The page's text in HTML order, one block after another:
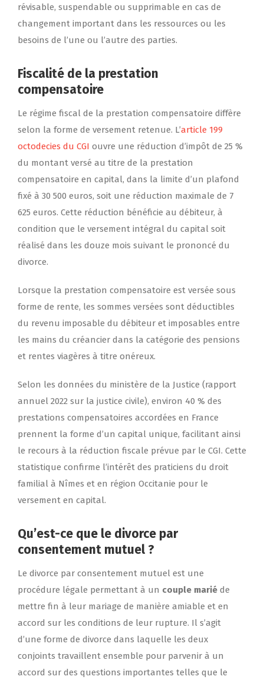
révisable, suspendable ou supprimable en cas de
changement important dans les ressources ou les
besoins de l’une ou l’autre des parties.
Fiscalité de la prestation
compensatoire
Le régime fiscal de la prestation compensatoire diffère
selon la forme de versement retenue. L’article 199
octodecies du CGI ouvre une réduction d’impôt de 25 %
du montant versé au titre de la prestation
compensatoire en capital, dans la limite d’un plafond
fixé à 30 500 euros, soit une réduction maximale de 7
625 euros. Cette réduction bénéficie au débiteur, à
condition que le versement intégral du capital soit
réalisé dans les douze mois suivant le prononcé du
divorce.
Lorsque la prestation compensatoire est versée sous
forme de rente, les sommes versées sont déductibles
du revenu imposable du débiteur et imposables entre
les mains du créancier dans la catégorie des pensions
et rentes viagères à titre onéreux.
Selon les données du ministère de la Justice (rapport
annuel 2022 sur la justice civile), environ 40 % des
prestations compensatoires accordées en France
prennent la forme d’un capital unique, facilitant ainsi
le recours à la réduction fiscale prévue par le CGI. Cette
statistique confirme l’intérêt des praticiens du droit
familial à Nîmes et en région Occitanie pour le
versement en capital.
Qu’est-ce que le divorce par
consentement mutuel ?
Le divorce par consentement mutuel est une
procédure légale permettant à un couple marié de
mettre fin à leur mariage de manière amiable et en
accord sur les conditions de leur rupture. Il s’agit
d’une forme de divorce dans laquelle les deux
conjoints travaillent ensemble pour parvenir à un
accord sur des questions importantes telles que le